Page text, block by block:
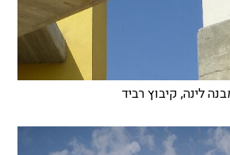
לינה, קיבוץ רביד